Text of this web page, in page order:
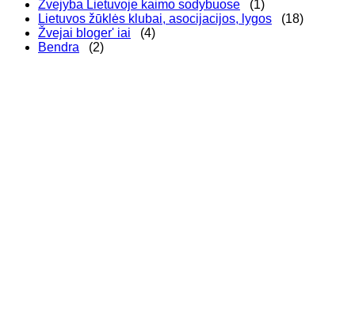
Žvejyba Lietuvoje kaimo sodybuose
(1)
Lietuvos žūklės klubai, asocijacijos, lygos
(18)
Žvejai bloger' iai
(4)
Bendra
(2)